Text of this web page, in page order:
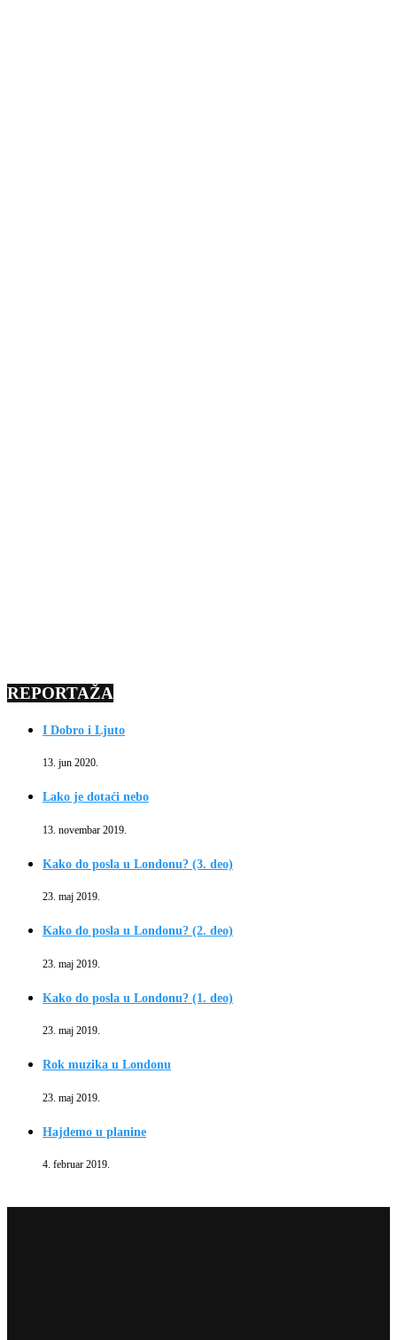
REPORTAŽA
I Dobro i Ljuto
13. jun 2020.
Lako je dotaći nebo
13. novembar 2019.
Kako do posla u Londonu? (3. deo)
23. maj 2019.
Kako do posla u Londonu? (2. deo)
23. maj 2019.
Kako do posla u Londonu? (1. deo)
23. maj 2019.
Rok muzika u Londonu
23. maj 2019.
Hajdemo u planine
4. februar 2019.